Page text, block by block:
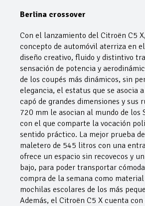
Berlina crossover
Con el lanzamiento del Citroën C5
concepto de automóvil aterriza en
diseño creativo, fluido y distintivo
sensación de potencia y
de los coupés más dinámicos, sin
elegancia, el estatus que se asocia
capó de grandes dimensiones y sus
720 mm le asocian al mundo de los
con el que comparte la vocación
sentido práctico. La mejor prueba
maletero de 545 litros con una
ofrece un espacio sin recovecos y
bajo, para poder transportar
compra de la semana como
mochilas escolares de los más
Además, el Citroën C5 X cuenta con